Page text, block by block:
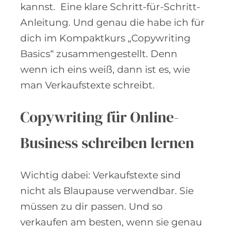
kannst. Eine klare Schritt-für-Schritt-
Anleitung. Und genau die habe ich für
dich im Kompaktkurs „Copywriting
Basics“ zusammengestellt. Denn
wenn ich eins weiß, dann ist es, wie
man Verkaufstexte schreibt.
Copywriting für Online-
Business schreiben lernen
Wichtig dabei: Verkaufstexte sind
nicht als Blaupause verwendbar. Sie
müssen zu dir passen. Und so
verkaufen am besten, wenn sie genau